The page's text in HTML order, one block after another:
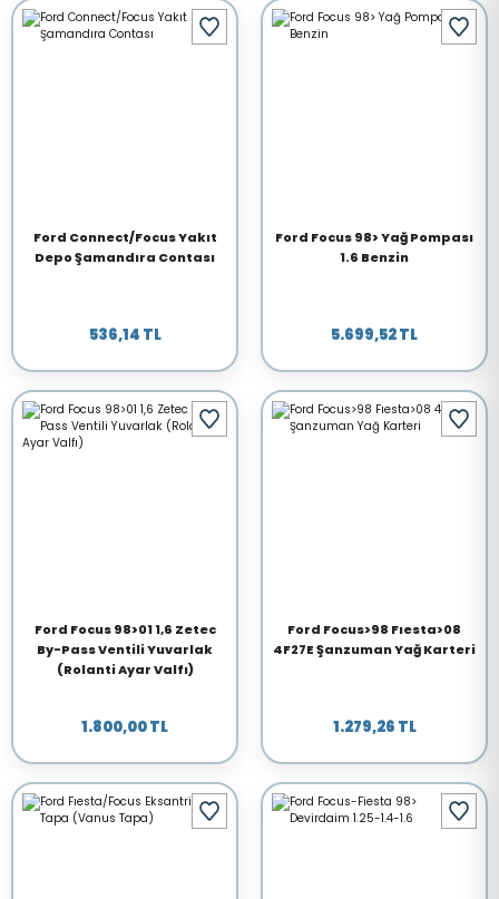
Ford Connect/Focus Yakıt
Depo Şamandıra Contası
536,14 TL
Ford Focus 98> Yağ Pompası
1.6 Benzin
5.699,52 TL
Ford Focus 98>01 1,6 Zetec
By-Pass Ventili Yuvarlak
(Rolanti Ayar Valfı)
1.800,00 TL
Ford Focus>98 Fıesta>08
4F27E Şanzuman Yağ Karteri
1.279,26 TL